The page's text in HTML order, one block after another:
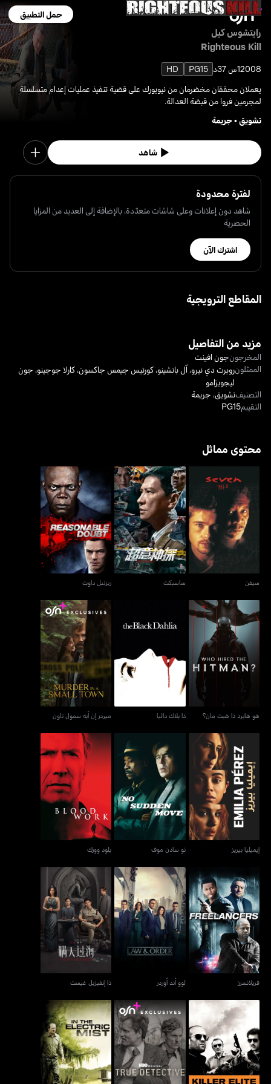
حمل التطبيق
رايتشوس كيل
Righteous Kill
20081س 37د PG15
HD
يعملان محققان مخضرمان من نيويورك على قضية تنفيذ عمليات إعدام متسلسلة
لمجرمين فروا من قبضة العدالة.
تشويق• جريمة
شاهد
لفترة محدودة
شاهد دون إعلانات وعلى شاشات متعدّدة، بالإضافة إلى العديد من المزايا
الحصرية
اشترك الآن
المقاطع الترويجية
مزيد من التفاصيل
المخرجونجون افينت
الممثلونروبرت دي نيرو،آل باتشينو،كورتيس جيمس جاكسون،كارلا جوجينو، جون
ليجويزامو
التصنيفتشويق، جريمة
التقييمPG15
محتوى مماثل
سيفن
سيفن
ساسبكت
ساسبكت
ريزنبل داوت
ريزنبل داوت
هو هايرد ذا هيت مان؟
هو هايرد ذا هيت مان؟
ذا بلاك داليا
ذا بلاك داليا
ميردر إن أيه سمول تاون
ميردر إن أيه سمول تاون
إيميليا بيريز
إيميليا بيريز
نو سادن موف
نو سادن موف
بلود وورك
بلود وورك
فريلانسرز
فريلانسرز
لوو أند أوردر
لوو أند أوردر
ذا إنفيزبل غيست
ذا إنفيزبل غيست
كيلر إليت ترو ديتكتيف إن ذي إليكتريك ميست